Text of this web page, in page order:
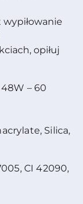
opiłuj
– 60
Silica,
CI 42090,